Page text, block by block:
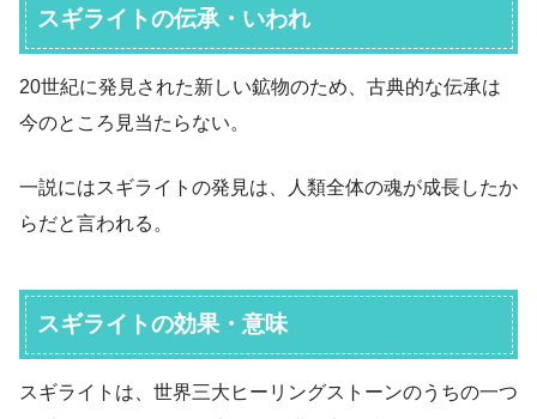
スギライトの伝承・いわれ
20世紀に発見された新しい鉱物のため、古典的な伝承は
今のところ見当たらない。
一説にはスギライトの発見は、人類全体の魂が成長したか
らだと言われる。
スギライトの効果・意味
スギライトは、世界三大ヒーリングストーンのうちの一つ